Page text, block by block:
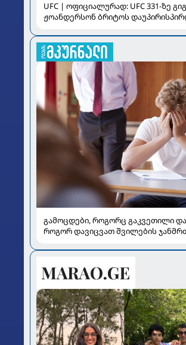
UFC | ოფიციალურად: UFC 331-ზე
ჟოანდერსონ ბრიტოს
გამოცდები, როგორც გაკვეთილი და
როგორ დავიცვათ შვილების